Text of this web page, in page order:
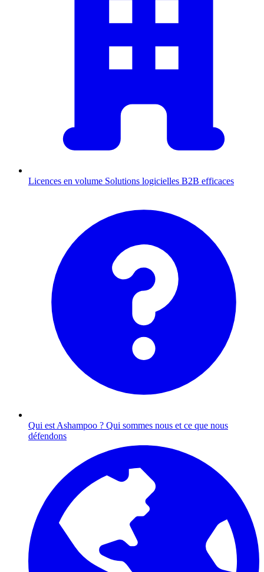
Licences en volume Solutions logicielles B2B efficaces
Qui est Ashampoo ? Qui sommes nous et ce que nous
défendons